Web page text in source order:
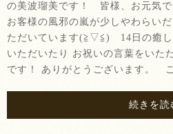
の美波瑠美です！ 皆様、お元気
お客様の風邪の嵐が少しやわらい
ただいています(≧▽≦) 14日の癒し
いただいたり お祝いの言葉をいた
です！ ありがとうございます。
続きを読